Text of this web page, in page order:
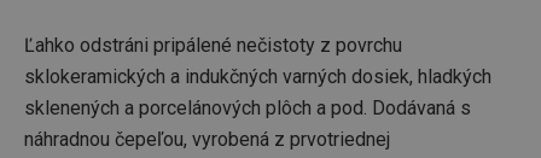
Ľahko odstráni pripálené nečistoty z povrchu
sklokeramických a indukčných varných dosiek, hladkých
sklenených a porcelánových plôch a pod. Dodávaná s
náhradnou čepeľou, vyrobená z prvotriednej